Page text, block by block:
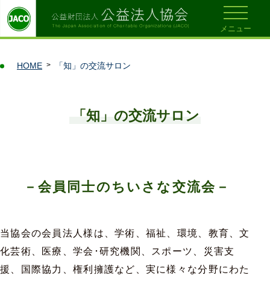
メニュー
HOME 「知」の交流サロン
「知」の交流サロン
－会員同士の ちいさな交流会－
当協会の会員法人様は、学術、福祉、環境、教育、文
化芸術、医療、学会･研究機関、スポーツ、災害支
援、国際協力、権利擁護など、実に様々な分野にわた